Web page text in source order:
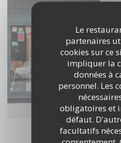
Le
partenaires
cookies sur ce
impliquer la
données à
personnel. Les
obligatoires et
défaut.
facultatifs